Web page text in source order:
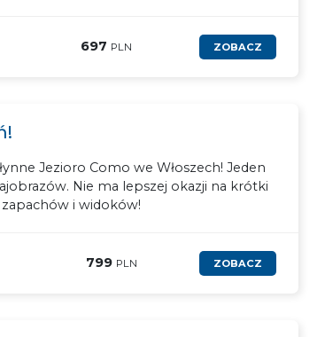
697 PLN ZOBACZ
Jezioro Como we Włoszech! Jeden
Nie ma lepszej okazji na krótki
i widoków!
799 PLN ZOBACZ